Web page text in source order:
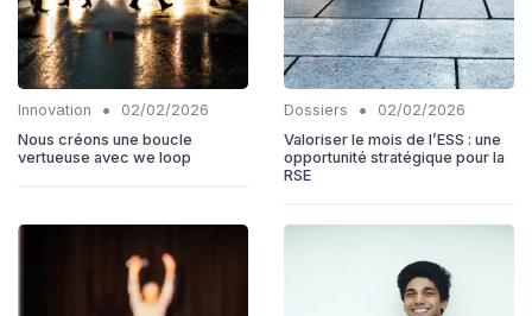
Innovation •
02/02/2026
Nous créons une boucle
vertueuse avec we loop
Dossiers •
02/02/2026
Valoriser le mois de l’ESS : une
opportunité stratégique pour la
RSE